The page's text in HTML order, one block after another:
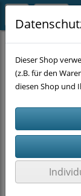
MASCHINEN-
Dieser Shop
(z.B. für den
diesen Shop und